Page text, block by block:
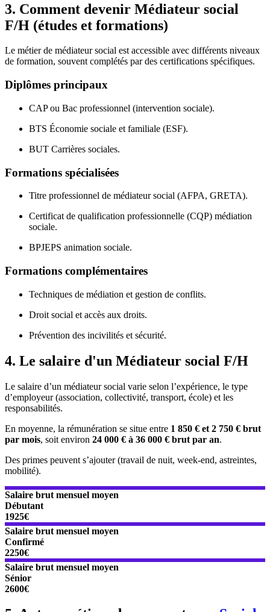
3. Comment devenir Médiateur social
F/H (études et formations)
Le métier de médiateur social est accessible avec différents niveaux
de formation, souvent complétés par des certifications spécifiques.
Diplômes principaux
CAP ou Bac professionnel (intervention sociale).
BTS Économie sociale et familiale (ESF).
BUT Carrières sociales.
Formations spécialisées
Titre professionnel de médiateur social (AFPA, GRETA).
Certificat de qualification professionnelle (CQP) médiation
sociale.
BPJEPS animation sociale.
Formations complémentaires
Techniques de médiation et gestion de conflits.
Droit social et accès aux droits.
Prévention des incivilités et sécurité.
4. Le salaire d'un Médiateur social F/H
Le salaire d’un médiateur social varie selon l’expérience, le type
d’employeur (association, collectivité, transport, école) et les
responsabilités.
En moyenne, la rémunération se situe entre 1 850 € et 2 750 € brut
par mois, soit environ 24 000 € à 36 000 € brut par an.
Des primes peuvent s’ajouter (travail de nuit, week-end, astreintes,
mobilité).
Salaire brut mensuel moyen
Débutant
1925€
Salaire brut mensuel moyen
Confirmé
2250€
Salaire brut mensuel moyen
Sénior
2600€